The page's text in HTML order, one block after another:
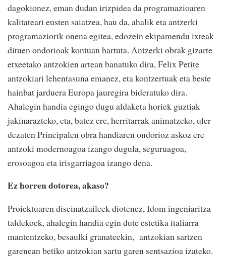
dagokionez, eman dudan irizpidea da programazioaren
kalitateari eusten saiatzea, hau da, ahalik eta antzerki
programaziorik onena egitea, edozein ekipamendu ixteak
dituen ondorioak kontuan hartuta. Antzerki obrak gizarte
etxeetako antzokien artean banatuko dira, Felix Petite
antzokiari lehentasuna emanez, eta kontzertuak eta beste
hainbat jarduera Europa jauregira bideratuko dira.
Ahalegin handia egingo dugu aldaketa horiek guztiak
jakinarazteko, eta, batez ere, herritarrak animatzeko, uler
dezaten Principalen obra handiaren ondorioz askoz ere
antzoki modernoagoa izango dugula, seguruagoa,
erosoagoa eta irisgarriagoa izango dena.
Ez horren dotorea, akaso?
Proiektuaren diseinatzaileek diotenez, Idom ingeniaritza
taldekoek, ahalegin handia egin dute estetika italiarra
mantentzeko, besaulki granateekin, antzokian sartzen
garenean betiko antzokian sartu garen sentsazioa izateko.